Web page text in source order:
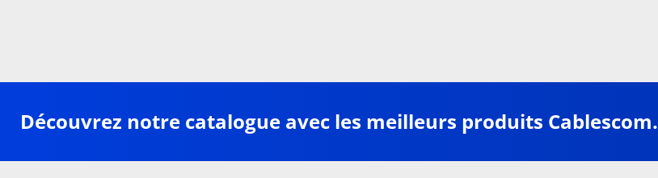
Découvrez notre catalogue avec les meilleurs produits Cablescom.